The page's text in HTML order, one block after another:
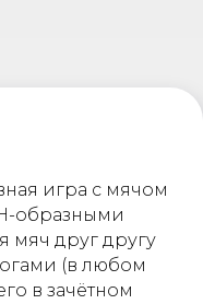
игра с мячом
образными
мяч друг другу
(в любом
в зачётном